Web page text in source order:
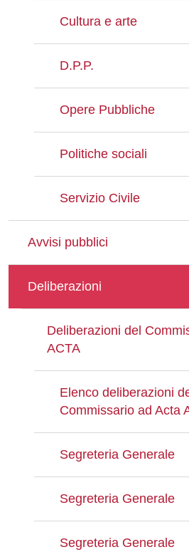
Cultura e arte
D.P.P.
Opere Pubbliche
Politiche sociali
Servizio Civile
Avvisi pubblici
Deliberazioni
Deliberazioni del
ACTA
Elenco deliberazioni
Commissario ad Acta
Segreteria Generale
Segreteria Generale
Segreteria Generale